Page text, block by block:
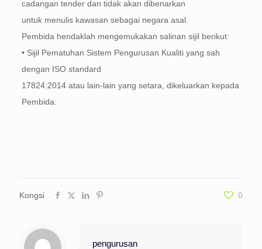
cadangan tender dan tidak akan dibenarkan
untuk menulis kawasan sebagai negara asal.
Pembida hendaklah mengemukakan salinan sijil berikut:
• Sijil Pematuhan Sistem Pengurusan Kualiti yang sah
dengan ISO standard
17824:2014 atau lain-lain yang setara, dikeluarkan kepada
Pembida.
Kongsi 0
pengurusan